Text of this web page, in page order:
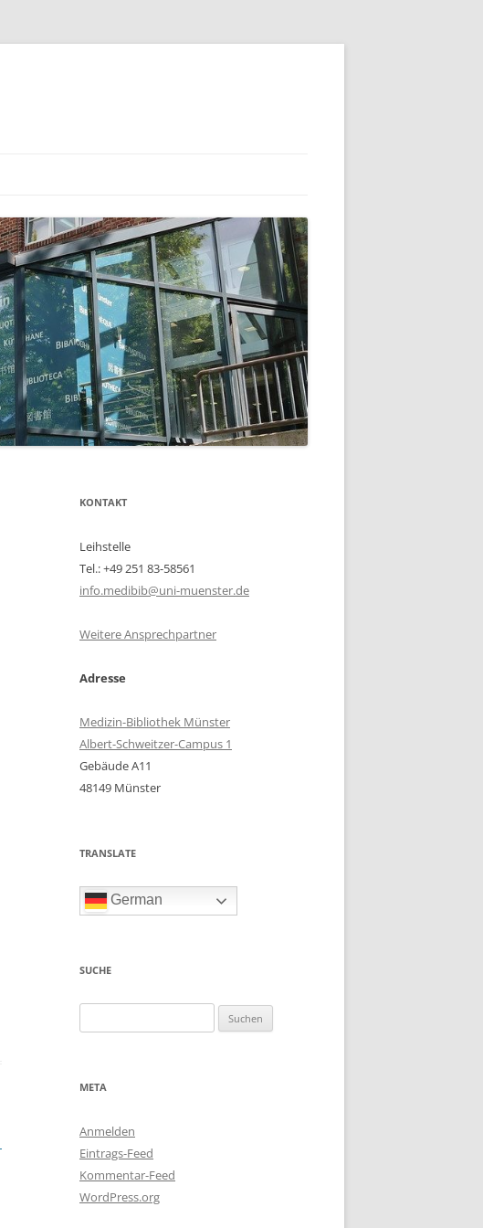
KONTAKT
Leihstelle
Tel.: +49 251 83-58561
info.medibib@uni-muenster.de
Weitere Ansprechpartner
Adresse
Medizin-Bibliothek Münster
Albert-Schweitzer-Campus 1
Gebäude A11
48149 Münster
TRANSLATE
German
SUCHE
nach:
META
Anmelden
Eintrags-Feed
Kommentar-Feed
WordPress.org